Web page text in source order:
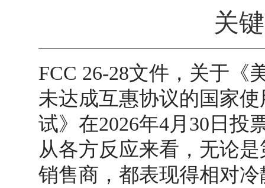
关
FCC 26-28文件，关于《
未达成互惠协议的国家
试》在2026年4月 30 日投
从各方反应来看，无论
销售商，都表现得相对冷